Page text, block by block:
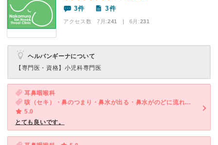
3件 3件
アクセス数 7月:241 | 6月:231
ヘルパンギーナについて
【専門医・資格】 小児科専門医
耳鼻咽喉科
咳（セキ）・鼻のつまり・鼻水が出る・鼻水がのどに流れる・後鼻漏
5.0
とても良いです。